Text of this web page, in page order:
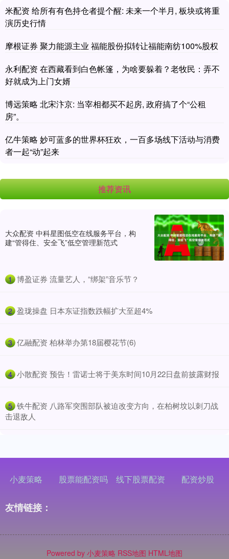
米配资 给所有有色持仓者提个醒: 未来一个半月, 板块或将重
演历史行情
摩根证券 聚力能源主业 福能股份拟转让福能南纺100%股权
永利配资 在西藏看到白色帐篷，为啥要躲着？老牧民：弄不
好就成为上门女婿
博远策略 北宋汴京: 当宰相都买不起房, 政府搞了个“公租
房”。
亿牛策略 妙可蓝多的世界杯狂欢，一百多场线下活动与消费
者一起“动”起来
推荐资讯
大众配资 中科星图低空在线服务平台，构
建“管得住、安全飞”低空管理新范式
1 ​博盈证券 流量艺人，“绑架”音乐节？
2 ​盈珑操盘 日本东证指数跌幅扩大至超4%
3 ​亿融配资 柏林举办第18届樱花节(6)
4 ​小散配资 预告！雷诺士将于美东时间10月22日盘前披露财报
5 ​铁牛配资 八路军突围部队被迫改变方向，在柏树坟以刺刀战
击退敌人
小麦策略 股票能配资吗 线下股票配资 配资炒股
友情链接：
Powered by 小麦策略 RSS地图 HTML地图